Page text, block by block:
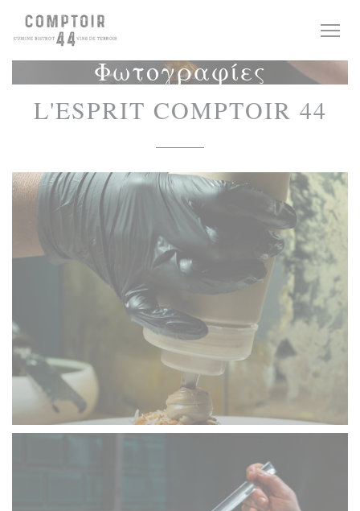
Πίνακας διαχείρισης "Μπισκότων" (Cookies)
Φωτογραφίες
L'ESPRIT COMPTOIR 44